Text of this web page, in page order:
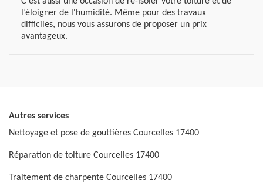
l’éloigner de l'humidité. Même pour des travaux
difficiles, nous vous assurons de proposer un prix
avantageux.
Autres services
Nettoyage et pose de gouttières Courcelles 17400
Réparation de toiture Courcelles 17400
Traitement de charpente Courcelles 17400